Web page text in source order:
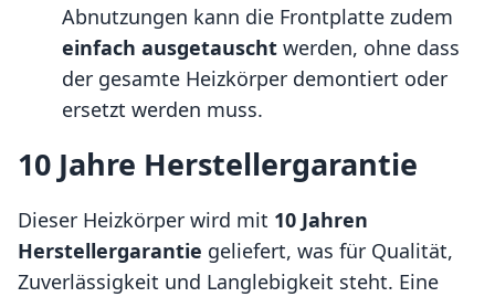
Abnutzungen kann die Frontplatte zudem
einfach ausgetauscht werden, ohne dass
der gesamte Heizkörper demontiert oder
ersetzt werden muss.
10 Jahre Herstellergarantie
Dieser Heizkörper wird mit 10 Jahren
Herstellergarantie geliefert, was für Qualität,
Zuverlässigkeit und Langlebigkeit steht. Eine